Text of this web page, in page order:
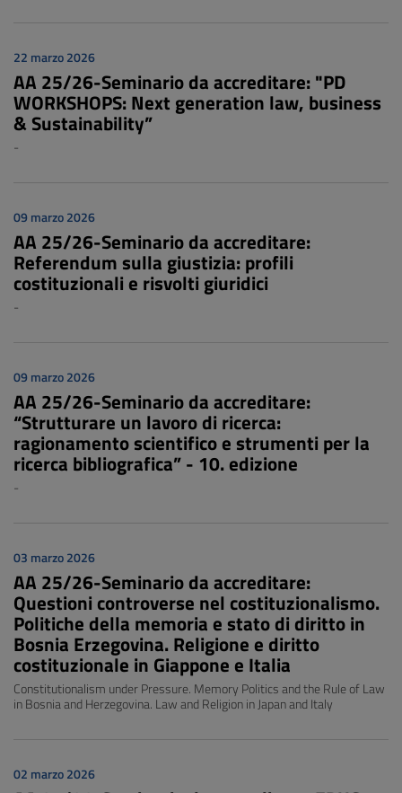
22 marzo 2026
AA 25/26-Seminario da accreditare: "PD
WORKSHOPS: Next generation law, business
& Sustainability”
-
09 marzo 2026
AA 25/26-Seminario da accreditare:
Referendum sulla giustizia: profili
costituzionali e risvolti giuridici
-
09 marzo 2026
AA 25/26-Seminario da accreditare:
“Strutturare un lavoro di ricerca:
ragionamento scientifico e strumenti per la
ricerca bibliografica” - 10. edizione
-
03 marzo 2026
AA 25/26-Seminario da accreditare:
Questioni controverse nel costituzionalismo.
Politiche della memoria e stato di diritto in
Bosnia Erzegovina. Religione e diritto
costituzionale in Giappone e Italia
Constitutionalism under Pressure. Memory Politics and the Rule of Law
in Bosnia and Herzegovina. Law and Religion in Japan and Italy
02 marzo 2026